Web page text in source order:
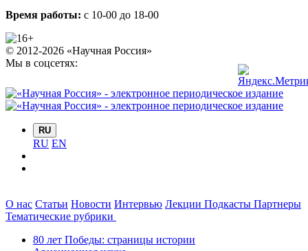
Время работы: с 10-00 до 18-00
© 2012-2026 «Научная Россия»
Мы в соцсетях:
RU
RU EN
О нас Статьи Новости Интервью Лекции Подкасты Партнеры
Тематические рубрики
80 лет Победы: страницы истории